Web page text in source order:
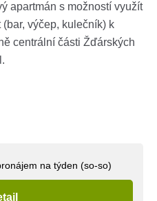
apartmán s možností využít
výčep, kulečník) k
centrální části Žďárských
na týden (so-so)